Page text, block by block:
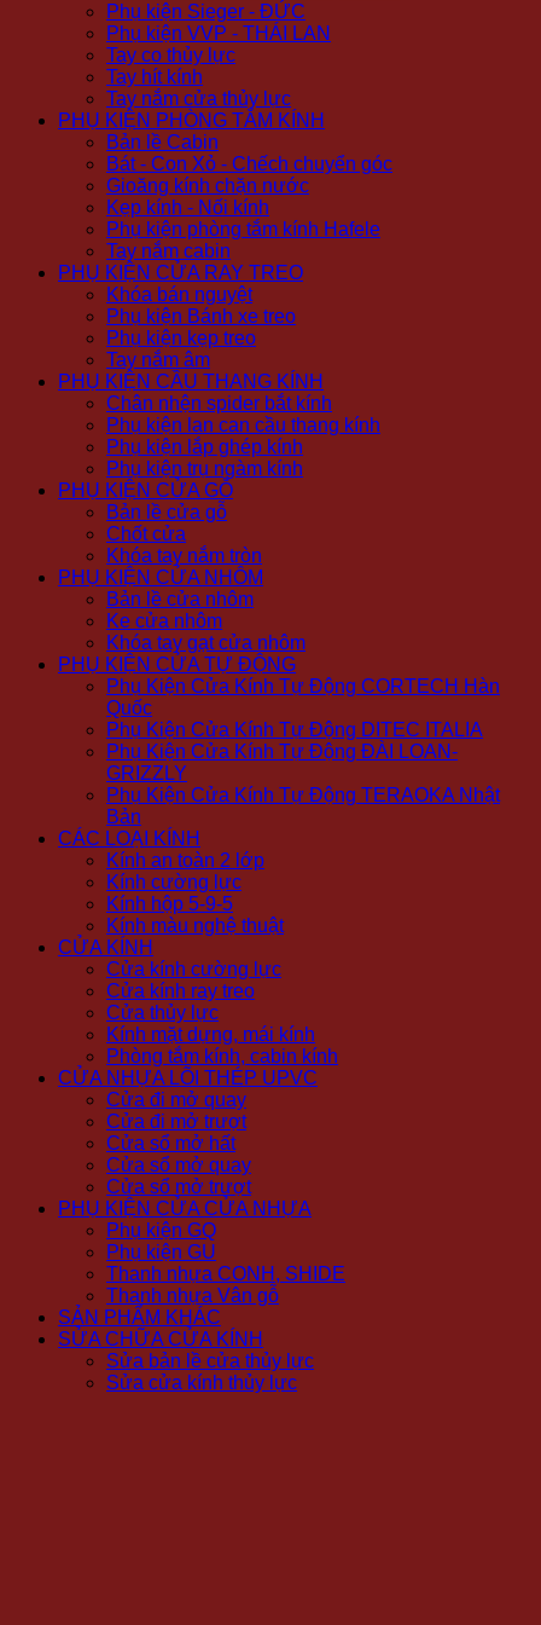
Phụ kiện Sieger - ĐỨC
Phụ kiện VVP - THÁI LAN
Tay co thủy lực
Tay hít kính
Tay nắm cửa thủy lực
PHỤ KIỆN PHÒNG TẮM KÍNH
Bản lề Cabin
Bát - Con Xỏ - Chếch chuyển góc
Gioăng kính chặn nước
Kẹp kính - Nối kính
Phụ kiện phòng tắm kính Hafele
Tay nắm cabin
PHỤ KIỆN CỬA RAY TREO
Khóa bán nguyệt
Phụ kiện Bánh xe treo
Phụ kiện kẹp treo
Tay nắm âm
PHỤ KIỆN CẦU THANG KÍNH
Chân nhện spider bắt kính
Phụ kiện lan can cầu thang kính
Phụ kiện lắp ghép kính
Phụ kiện trụ ngàm kính
PHỤ KIỆN CỬA GỖ
Bản lề cửa gỗ
Chốt cửa
Khóa tay nắm tròn
PHỤ KIỆN CỬA NHÔM
Bản lề cửa nhôm
Ke cửa nhôm
Khóa tay gạt cửa nhôm
PHỤ KIỆN CỬA TỰ ĐỘNG
Phụ Kiện Cửa Kính Tự Động CORTECH Hàn
Quốc
Phụ Kiện Cửa Kính Tự Động DITEC ITALIA
Phụ Kiện Cửa Kính Tự Động ĐÀI LOAN-
GRIZZLY
Phụ Kiện Cửa Kính Tự Động TERAOKA Nhật
Bản
CÁC LOẠI KÍNH
Kính an toàn 2 lớp
Kính cường lực
Kính hộp 5-9-5
Kính màu nghệ thuật
CỬA KÍNH
Cửa kính cường lực
Cửa kính ray treo
Cửa thủy lực
Kính mặt dựng, mái kính
Phòng tắm kính, cabin kính
CỬA NHỰA LÕI THÉP UPVC
Cửa đi mở quay
Cửa đi mở trượt
Cửa sổ mở hất
Cửa sổ mở quay
Cửa sổ mở trượt
PHỤ KIỆN CỬA CỬA NHỰA
Phụ kiện GQ
Phụ kiện GU
Thanh nhựa CONH, SHIDE
Thanh nhựa Vân gỗ
SẢN PHẨM KHÁC
SỬA CHỮA CỬA KÍNH
Sửa bản lề cửa thủy lực
Sửa cửa kính thủy lực